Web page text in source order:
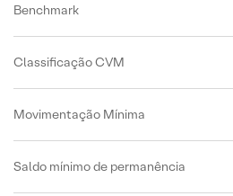
Benchmark
Classificação CVM
Movimentação Mínima
Saldo mínimo de permanência